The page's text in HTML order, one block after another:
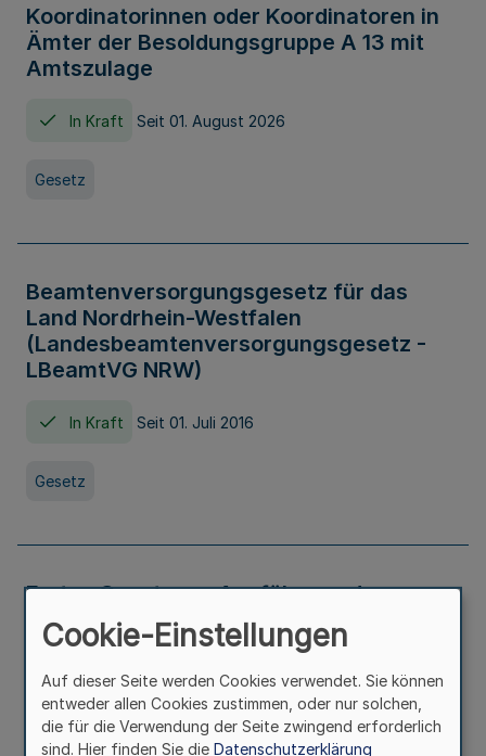
Koordinatorinnen oder Koordinatoren in
Ämter der Besoldungsgruppe A 13 mit
Amtszulage
In Kraft Seit 01. August 2026
Gesetz
Beamtenversorgungsgesetz für das
Land Nordrhein-Westfalen
(Landesbeamtenversorgungsgesetz -
LBeamtVG NRW)
In Kraft Seit 01. Juli 2016
Gesetz
Erstes Gesetz zur Ausführung des
Kinder- und Jugendhilfegesetzes - AG -
KJHG -
In Kraft Seit 01. Januar 1991
Cookie-Einstellungen
Auf dieser Seite werden Cookies verwendet. Sie können
entweder allen Cookies zustimmen, oder nur solchen,
die für die Verwendung der Seite zwingend erforderlich
sind. Hier finden Sie die Datenschutzerklärung